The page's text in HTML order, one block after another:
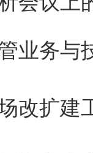
业务与
改扩建